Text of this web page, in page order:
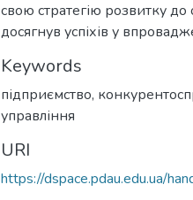
свою стратегію розвитку
досягнув успіхів у
Keywords
підприємство,
управління
URI
https://dspace.pdau.edu.ua/